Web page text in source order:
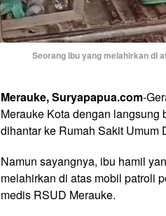
a
n
D
i
a
s
M
b
i
l
Seorang ibu yang melahirkan di
Merauke, Suryapapua.com-
Merauke Kota dengan
dihantar ke Rumah Sakit Umum
Namun sayangnya, ibu hamil
melahirkan di atas mobil patroli
medis RSUD Merauke.